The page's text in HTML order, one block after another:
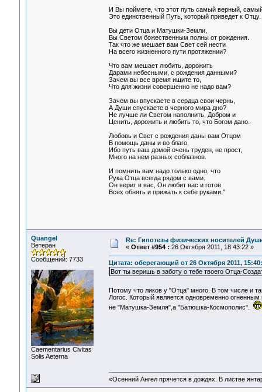
И Вы поймете, что этот путь самый верный,
Это единственный Путь, который приведет к Отцу.
Вы дети Отца и Матушки-Земли,
Вы Светом божественным полны от рождения.
Так что же мешает вам Свет сей нести
На всего жизненного пути протяжении?
Что вам мешает любить, дорожить
Дарами небесными, с рождения данными?
Зачем вы все время ищите то,
Что для жизни совершенно не надо вам?
Зачем вы впускаете в сердца свои чернь,
А Души спускаете в черного мира дно?
Не лучше ли Светом наполнить, Добром и
Ценить, дорожить и любить то, что Богом дано.
Любовь и Свет с рождения даны вам Отцом
В помощь даны и во благо,
Ибо путь ваш домой очень труден, не прост,
Много на нем разных соблазнов.
И помнить вам надо только одно, что
Рука Отца всегда рядом с вами.
Он верит в вас, Он любит вас и готов
Всех обнять и прижать к себе руками."
Quangel
Ветеран
Сообщений: 7733
Сaementarius Civitas
Solis Aeterna
Re: Гипотезы физических носителей
« Ответ #954 : 26 Октября 2011, 18:43:22 »
Цитата: оберегающий от 26 Октября 2011,
Вот ты веришь в заботу о тебе твоего Отца-
Потому что ликов у "Отца" много. В том числе и
Логос. Который является одновременно
не "Матушка-Земля",а "Батюшка-Космополис".
«Осенний Ангел прячется в дождях. В листве